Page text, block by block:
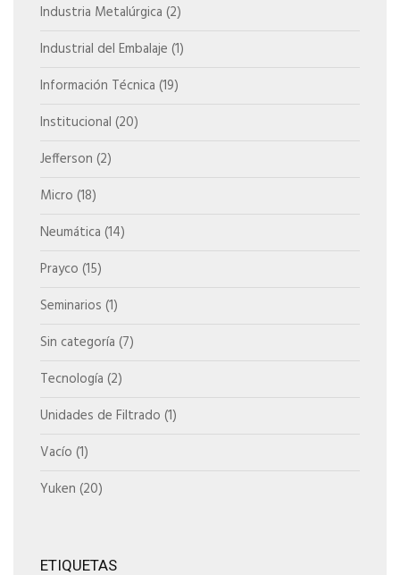
Industria Metalúrgica (2)
Industrial del Embalaje (1)
Información Técnica (19)
Institucional (20)
Jefferson (2)
Micro (18)
Neumática (14)
Prayco (15)
Seminarios (1)
Sin categoría (7)
Tecnología (2)
Unidades de Filtrado (1)
Vacío (1)
Yuken (20)
ETIQUETAS